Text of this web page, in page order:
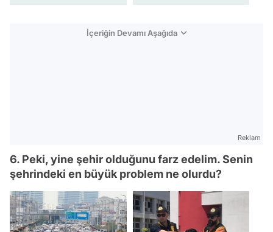
İçeriğin Devamı Aşağıda
Reklam
6. Peki, yine şehir olduğunu farz edelim. Senin
şehrindeki en büyük problem ne olurdu?